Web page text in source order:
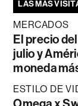
LAS MÁS
MERCADOS
El precio
julio y
moneda
ESTILO DE